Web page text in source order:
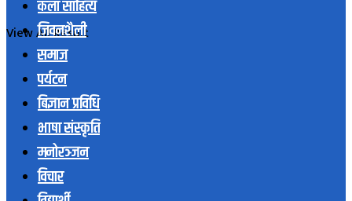
View All Result
कला साहित्य
जिवनशैली
समाज
पर्यटन
बिज्ञान प्रविधि
भाषा संस्कृति
मनोरञ्जन
विचार